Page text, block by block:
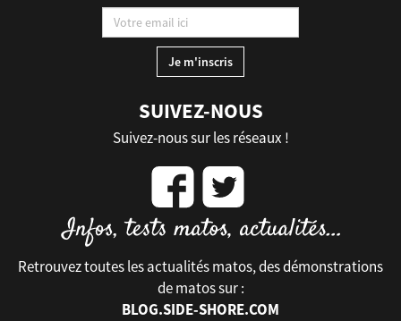
SUIVEZ-NOUS
Suivez-nous sur les réseaux !
Retrouvez toutes les actualités matos, des démonstrations
de matos sur :
BLOG.SIDE-SHORE.COM